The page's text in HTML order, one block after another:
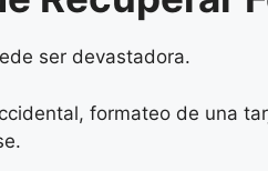
ser devastadora.
formateo de una